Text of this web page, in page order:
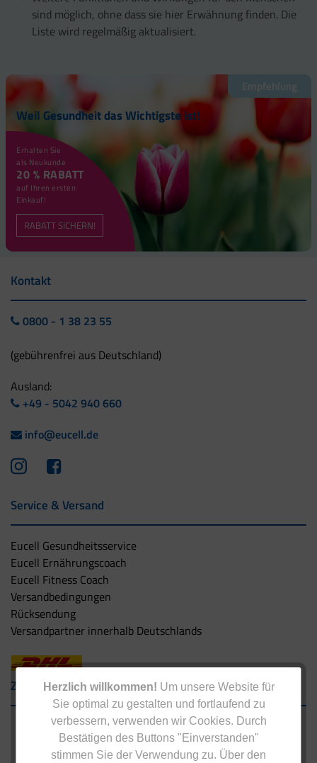
Herzlich willkommen! Um unsere Website für
Sie optimal zu gestalten und fortlaufend zu
verbessern, verwenden wir Cookies. Durch
Bestätigen des Buttons "Einverstanden"
stimmen Sie der Verwendung zu. Über den
sind möglich, ohne dass sie hier Erwähnung finden. Die
Liste wird regelmäßig aktualisiert.
Empfehlung
Weil Gesundheit das Wichtigste ist!
Erhalten Sie
als Neukunde
20 % RABATT
auf Ihren ersten
Einkauf!
RABATT SICHERN!
Kontakt
0800 - 1 38 23 55
(gebührenfrei aus Deutschland)
Ausland:
+49 - 5042 940 660
info@eucell.de
Service & Versand
Eucell Gesundheitsservice
Eucell Ernährungscoach
Eucell Fitness Coach
Versandbedingungen
Rücksendung
Versandpartner innerhalb Deutschlands
Zahlungsarten